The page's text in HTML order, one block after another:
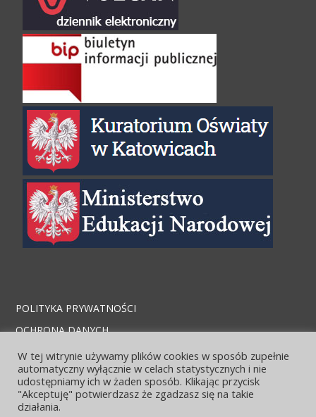
POLITYKA PRYWATNOŚCI
OCHRONA DANYCH
STRONA ARCHIWALNA
KONTAKT I LOKALIZACJA
W tej witrynie używamy plików cookies w sposób zupełnie
automatyczny wyłącznie w celach statystycznych i nie
udostępniamy ich w żaden sposób. Klikając przycisk
"Akceptuję" potwierdzasz że zgadzasz się na takie
działania.